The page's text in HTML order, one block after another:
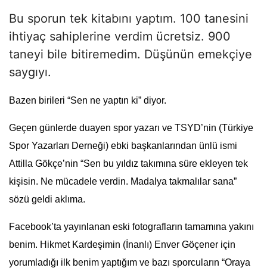
Bu sporun tek kitabını yaptım. 100 tanesini
ihtiyaç sahiplerine verdim ücretsiz. 900
taneyi bile bitiremedim. Düşünün emekçiye
saygıyı.
Bazen birileri “Sen ne yaptın ki” diyor.
Geçen günlerde duayen spor yazarı ve TSYD’nin (Türkiye
Spor Yazarları Derneği) ebki başkanlarından ünlü ismi
Attilla Gökçe’nin “Sen bu yıldız takımına süre ekleyen tek
kişisin. Ne mücadele verdin. Madalya takmalılar sana”
sözü geldi aklıma.
Facebook’ta yayınlanan eski fotografların tamamına yakını
benim. Hikmet Kardeşimin (İnanlı) Enver Göçener için
yorumladığı ilk benim yaptığım ve bazı sporcuların “Oraya